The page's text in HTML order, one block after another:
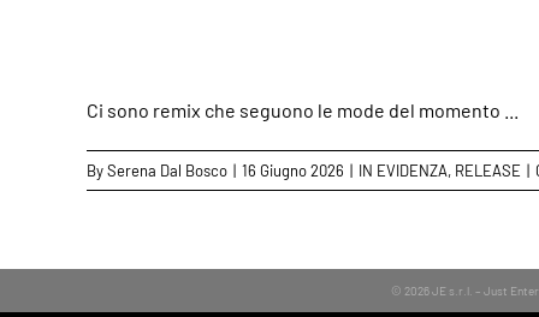
Ci sono remix che seguono le mode del momento ...
BySerena Dal Bosco | 16 Giugno 2026 | IN EVIDENZA, RELEASE |
© 2026 JE s.r.l. – Just